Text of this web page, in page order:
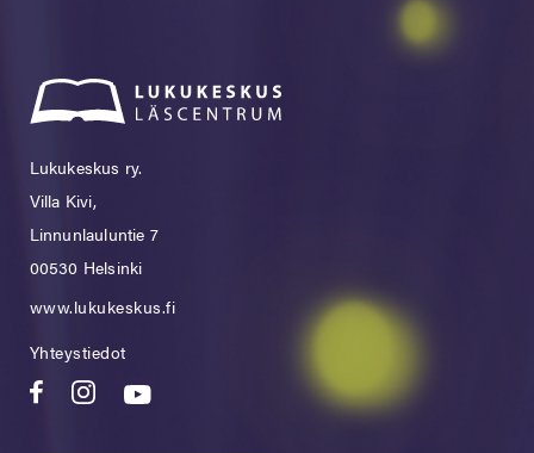
Lukukeskus ry.
Villa Kivi,
Linnunlauluntie 7
00530 Helsinki
www.lukukeskus.fi
Yhteystiedot